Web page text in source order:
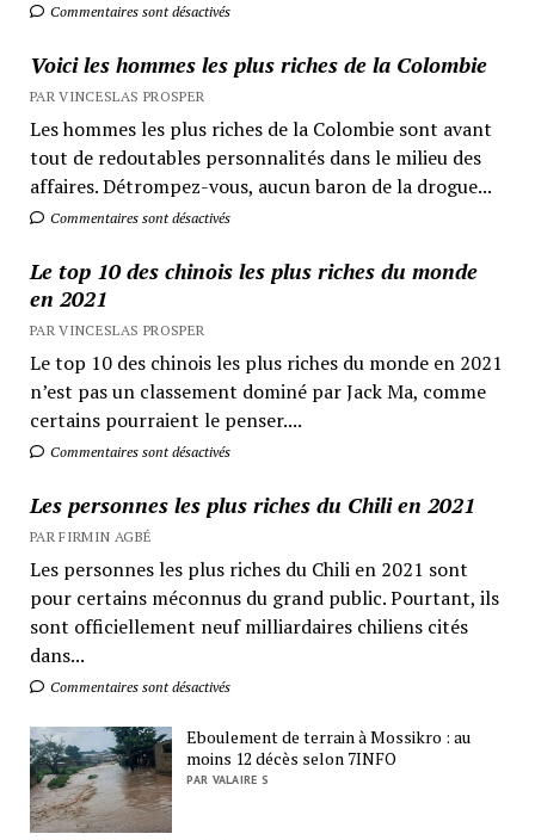
Commentaires sont désactivés
Voici les hommes les plus riches de la Colombie
PAR VINCESLAS PROSPER
Les hommes les plus riches de la Colombie sont avant
tout de redoutables personnalités dans le milieu des
affaires. Détrompez-vous, aucun baron de la drogue...
Commentaires sont désactivés
Le top 10 des chinois les plus riches du monde
en 2021
PAR VINCESLAS PROSPER
Le top 10 des chinois les plus riches du monde en 2021
n’est pas un classement dominé par Jack Ma, comme
certains pourraient le penser....
Commentaires sont désactivés
Les personnes les plus riches du Chili en 2021
PAR FIRMIN AGBÉ
Les personnes les plus riches du Chili en 2021 sont
pour certains méconnus du grand public. Pourtant, ils
sont officiellement neuf milliardaires chiliens cités
dans...
Commentaires sont désactivés
Eboulement de terrain à Mossikro : au
moins 12 décès selon 7INFO
PAR VALAIRE S